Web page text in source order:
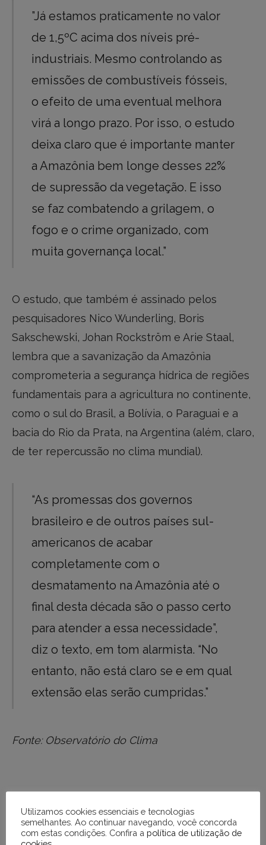
”Já estamos praticamente no valor
de 1,5ºC acima dos níveis pré-
industriais. Mesmo controlando as
emissões de combustíveis fósseis,
o efeito de uma eventual melhora
virá a longo prazo. Por isso, o estudo
deixa claro que é importante manter
a Amazônia bem longe desses 22%
de supressão da vegetação. E isso
se faz combatendo a grilagem, o
fogo e o crime organizado, com
muita governança local.”
O estudo, que também é assinado pelos
pesquisadores Nico Wunderling, Boris
Sakschewski, Johan Rockström e Arie Staal,
lembra que a savanização da Amazônia
comprometeria a segurança hídrica de regiões
fundamentais para a agricultura no continente,
como o sul do Brasil, a Bolívia, o Paraguai e a
bacia do Rio da Prata, na Argentina (além, claro,
de ter repercussão no clima mundial).
“As promessas dos governos
brasileiro e de outros países sul-
americanos de acabar
completamente com o
desmatamento na Amazônia até o
final desta década são o passo certo
para atender a essa necessidade”,
diz o texto, em tom alarmista. “No
entanto, não está claro se e em qual
extensão elas serão cumpridas.”
Fonte: Observatório do Clima
Utilizamos cookies essenciais e tecnologias
semelhantes. Ao continuar navegando, você concorda
com estas condições. Confira a política de utilização de